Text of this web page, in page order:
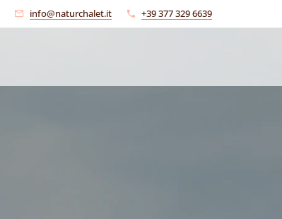
info@naturchalet.it +39 377 329 6639